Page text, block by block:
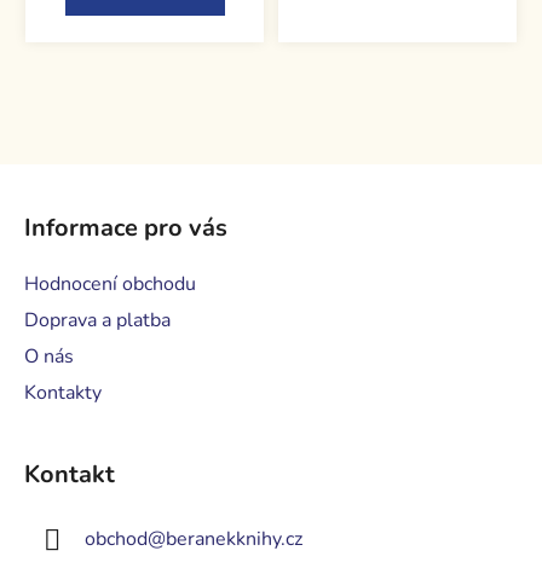
Informace pro vás
Hodnocení obchodu
Doprava a platba
O nás
Kontakty
Kontakt
obchod@beranekknihy.cz